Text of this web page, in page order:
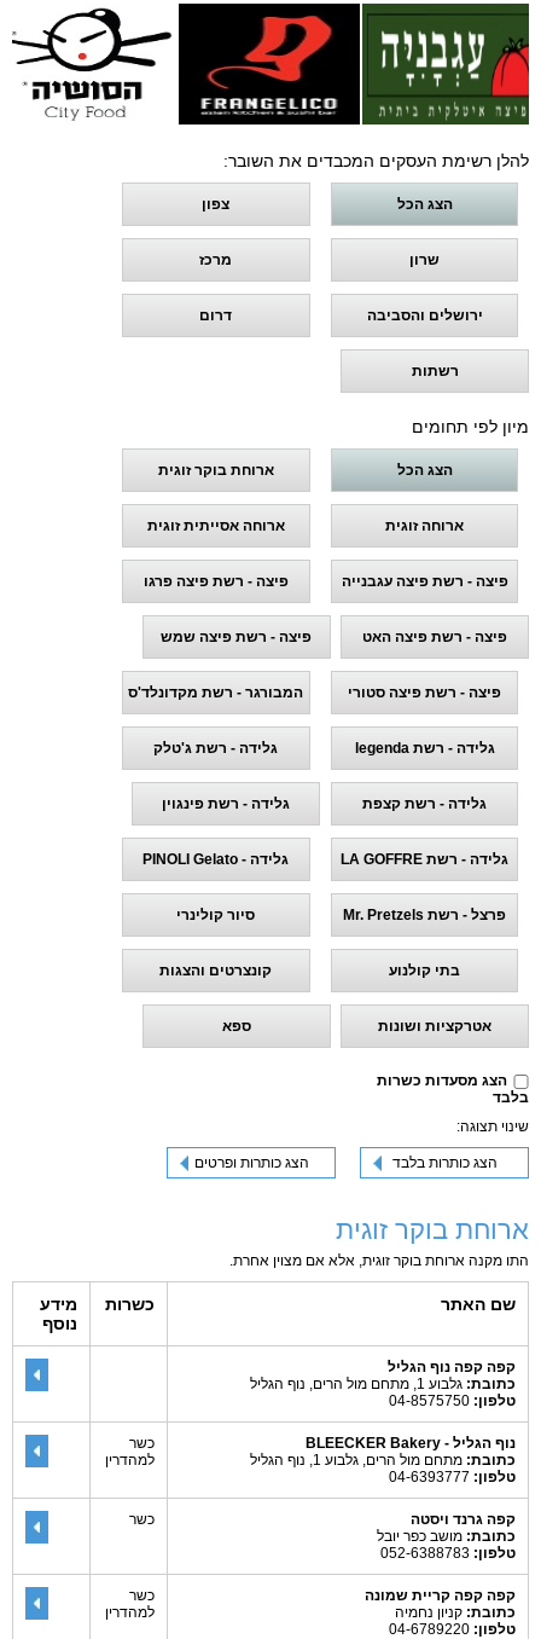
להלן רשימת העסקים המכבדים את השובר:
הצג הכל צפון
שרון מרכז
ירושלים והסביבה דרום
רשתות
מיון לפי תחומים
הצג הכל ארוחת בוקר זוגית
ארוחה זוגית ארוחה אסייתית זוגית
פיצה - רשת פיצה עגבנייה פיצה - רשת פיצה פרגו
פיצה - רשת פיצה האט פיצה - רשת פיצה שמש
פיצה - רשת פיצה סטורי המבורגר - רשת מקדונלד'ס
גלידה - רשת legenda גלידה - רשת ג'טלק
גלידה - רשת קצפת גלידה - רשת פינגוין
גלידה - רשת LA GOFFRE גלידה - PINOLI Gelato
פרצל - רשת Mr. Pretzels סיור קולינרי
בתי קולנוע קונצרטים והצגות
אטרקציות ושונות ספא
הצג מסעדות כשרות
בלבד
שינוי תצוגה:
הצג כותרות בלבד הצג כותרות ופרטים
ארוחת בוקר זוגית
התו מקנה ארוחת בוקר זוגית, אלא אם מצוין אחרת.
שם האתר כשרות
מידע
נוסף
קפה קפה נוף הגליל
כתובת: גלבוע 1, מתחם מול הרים, נוף הגליל
טלפון:
נוף הגליל - BLEECKER Bakery
כתובת: מתחם מול הרים, גלבוע 1, נוף הגליל
טלפון:
כשר
למהדרין
קפה גרנד ויסטה
כתובת: מושב כפר יובל
טלפון:
כשר
קפה קפה קריית שמונה
כתובת: קניון נחמיה
טלפון:
כשר
למהדרין